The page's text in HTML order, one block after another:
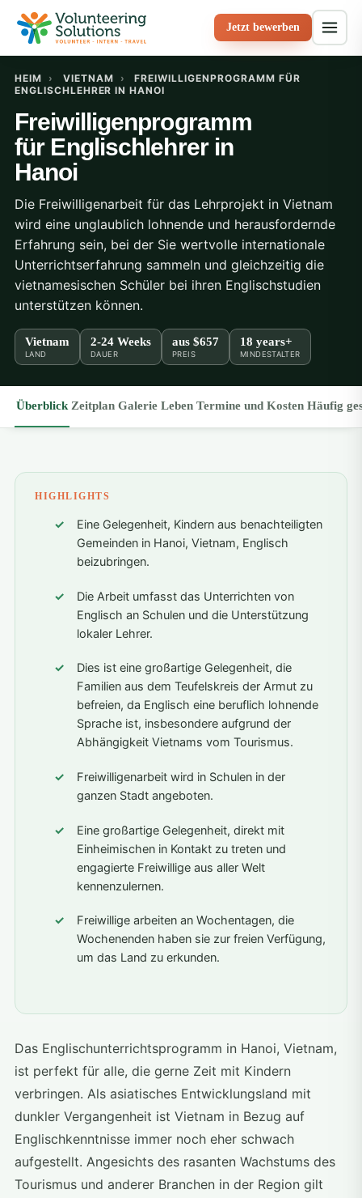
Jetzt bewerben
HEIM › VIETNAM ›
FREIWILLIGENPROGRAMM FÜR
ENGLISCHLEHRER IN HANOI
Freiwilligenprogramm
für Englischlehrer in
Hanoi
Die Freiwilligenarbeit für das Lehrprojekt in Vietnam
wird eine unglaublich lohnende und herausfordernde
Erfahrung sein, bei der Sie wertvolle internationale
Unterrichtserfahrung sammeln und gleichzeitig die
vietnamesischen Schüler bei ihren Englischstudien
unterstützen können.
Vietnam
LAND
2-24 Weeks
DAUER
aus $657
PREIS
18 years+
MINDESTALTER
Überblick Zeitplan Galerie Leben Termine und Kosten Häufig
HIGHLIGHTS
Eine Gelegenheit, Kindern aus benachteiligten
Gemeinden in Hanoi, Vietnam, Englisch
beizubringen.
Die Arbeit umfasst das Unterrichten von
Englisch an Schulen und die Unterstützung
lokaler Lehrer.
Dies ist eine großartige Gelegenheit, die
Familien aus dem Teufelskreis der Armut zu
befreien, da Englisch eine beruflich lohnende
Sprache ist, insbesondere aufgrund der
Abhängigkeit Vietnams vom Tourismus.
Freiwilligenarbeit wird in Schulen in der
ganzen Stadt angeboten.
Eine großartige Gelegenheit, direkt mit
Einheimischen in Kontakt zu treten und
engagierte Freiwillige aus aller Welt
kennenzulernen.
Freiwillige arbeiten an Wochentagen, die
Wochenenden haben sie zur freien Verfügung,
um das Land zu erkunden.
Das Englischunterrichtsprogramm in Hanoi, Vietnam,
ist perfekt für alle, die gerne Zeit mit Kindern
verbringen. Als asiatisches Entwicklungsland mit
dunkler Vergangenheit ist Vietnam in Bezug auf
Englischkenntnisse immer noch eher schwach
aufgestellt. Angesichts des rasanten Wachstums des
Tourismus und anderer Branchen in der Region gilt